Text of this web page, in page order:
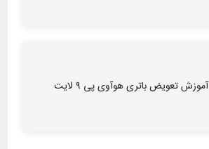
آموزش تعویض باتری هوآوی پی ۹ لایت